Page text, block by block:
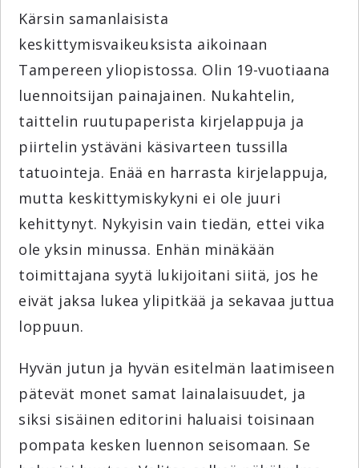
Kärsin samanlaisista
keskittymisvaikeuksista aikoinaan
Tampereen yliopistossa. Olin 19-vuotiaana
luennoitsijan painajainen. Nukahtelin,
taittelin ruutupaperista kirjelappuja ja
piirtelin ystäväni käsivarteen tussilla
tatuointeja. Enää en harrasta kirjelappuja,
mutta keskittymiskykyni ei ole juuri
kehittynyt. Nykyisin vain tiedän, ettei vika
ole yksin minussa. Enhän minäkään
toimittajana syytä lukijoitani siitä, jos he
eivät jaksa lukea ylipitkää ja sekavaa juttua
loppuun.
Hyvän jutun ja hyvän esitelmän laatimiseen
pätevät monet samat lainalaisuudet, ja
siksi sisäinen editorini haluaisi toisinaan
pompata kesken luennon seisomaan. Se